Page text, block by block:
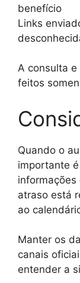
benefício
Links
A consulta
feitos
Quando o
importante
informações
atraso está
ao
Manter os
canais
entender a